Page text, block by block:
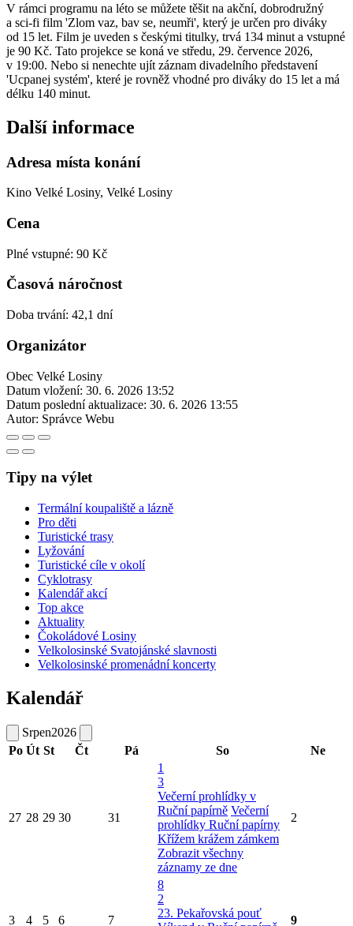
V rámci programu na léto se můžete těšit na akční, dobrodružný
a sci-fi film 'Zlom vaz, bav se, neumři', který je určen pro diváky
od 15 let. Film je uveden s českými titulky, trvá 134 minut a vstupné
je 90 Kč. Tato projekce se koná ve středu, 29. července 2026,
v 19:00. Nebo si nenechte ujít záznam divadelního představení
'Ucpanej systém', které je rovněž vhodné pro diváky do 15 let a má
délku 140 minut.
Další informace
Adresa místa konání
Kino Velké Losiny, Velké Losiny
Cena
Plné vstupné: 90 Kč
Časová náročnost
Doba trvání: 42,1 dní
Organizátor
Obec Velké Losiny
Datum vložení: 30. 6. 2026 13:52
Datum poslední aktualizace: 30. 6. 2026 13:55
Autor: Správce Webu
Tipy na výlet
Termální koupaliště a lázně
Pro děti
Turistické trasy
Lyžování
Turistické cíle v okolí
Cyklotrasy
Kalendář akcí
Top akce
Aktuality
Čokoládové Losiny
Velkolosinské Svatojánské slavnosti
Velkolosinské promenádní koncerty
Kalendář
Srpen2026
Po Út St Čt Pá So Ne
27 28 29 30 31
1
3
Večerní prohlídky v
Ruční papírně Večerní
prohlídky Ruční papírny
Křížem krážem zámkem
Zobrazit všechny
záznamy ze dne
2
3 4 5 6 7
8
2
23. Pekařovská pouť
9